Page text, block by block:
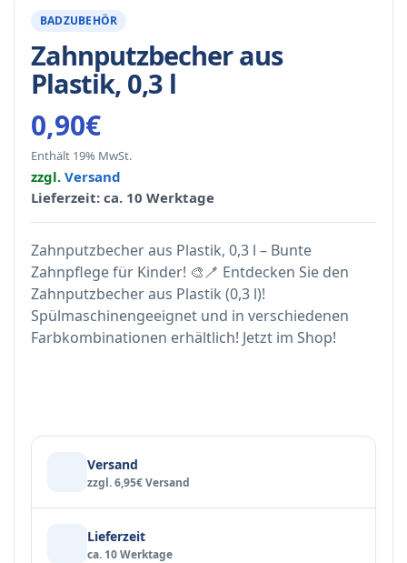
BADZUBEHÖR
Zahnputzbecher aus
Plastik, 0,3 l
0,90€
Enthält 19% MwSt.
zzgl. Versand
Lieferzeit: ca. 10 Werktage
Zahnputzbecher aus Plastik, 0,3 l – Bunte
Zahnpflege für Kinder! 🎨🪥 Entdecken Sie den
Zahnputzbecher aus Plastik (0,3 l)!
Spülmaschinengeeignet und in verschiedenen
Farbkombinationen erhältlich! Jetzt im Shop!
Versand
zzgl. 6,95€ Versand
Lieferzeit
ca. 10 Werktage